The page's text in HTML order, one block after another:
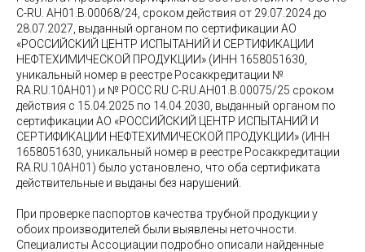
C-RU. АН01.В.00068/24, сроком действия от 29.07.2024 до
28.07.2027, выданный органом по сертификации АО
«РОССИЙСКИЙ ЦЕНТР ИСПЫТАНИЙ И СЕРТИФИКАЦИИ
НЕФТЕХИМИЧЕСКОЙ ПРОДУКЦИИ» (ИНН 1658051630,
уникальный номер в реестре Росаккредитации №
RA.RU.10АН01) и № РОСС RU C-RU.АН01.В.00075/25 сроком
действия с 15.04.2025 по 14.04.2030, выданный органом по
сертификации АО «РОССИЙСКИЙ ЦЕНТР ИСПЫТАНИЙ И
СЕРТИФИКАЦИИ НЕФТЕХИМИЧЕСКОЙ ПРОДУКЦИИ» (ИНН
1658051630, уникальный номер в реестре Росаккредитации
RA.RU.10АН01) было установлено, что оба сертификата
действительные и выданы без нарушений.
При проверке паспортов качества трубной продукции у
обоих производителей были выявлены неточности.
Специалисты Ассоциации подробно описали найденные